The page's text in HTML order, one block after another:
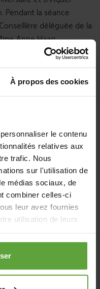
À propos des cookies
le contenu
relatives aux
trafic. Nous
sur l'utilisation de
médias sociaux, de
combiner celles-ci
leur avez fournies
utilisation de leurs
consulter notre
Pendant la séance
déléguée de la
Anne Haag,
du Tourisme et
Tourisme de la
ont souligné une
se sont engagées à
pour le maintien de
de son
écologique et
C’est pourquoi il est
à une coopération
nationales, la
frontalière